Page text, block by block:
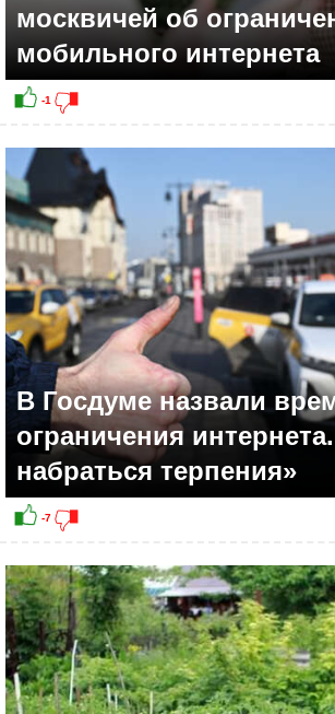
0
москвичей об
мобильного интернета
В Госдуме назвали
ограничения
набраться терпения»